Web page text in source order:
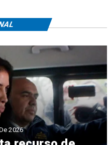
2026